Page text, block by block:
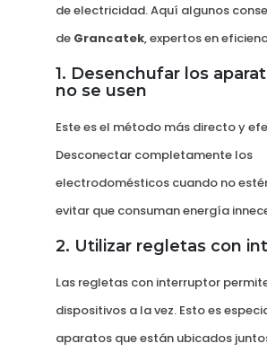
de electricidad. Aquí algunos
de Grancatek, expertos en
1. Desenchufar los
no se usen
Este es el método más directo y
Desconectar completamente los
electrodomésticos cuando no
evitar que consuman energía
2. Utilizar regletas con
Las regletas con interruptor
dispositivos a la vez. Esto es
aparatos que están ubicados